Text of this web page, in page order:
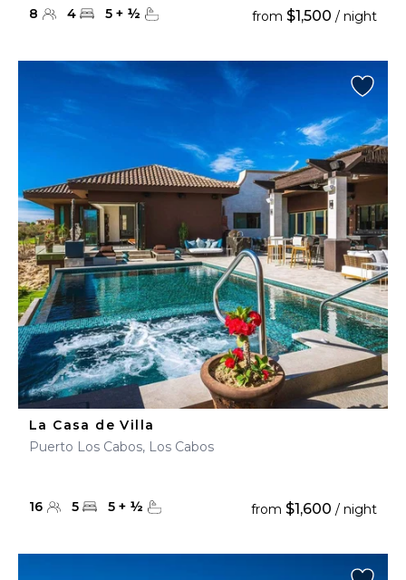
8 4 5 + ½ from $1,500 / night
La Casa de Villa
Puerto Los Cabos, Los Cabos
16 5 5 + ½ from $1,600 / night